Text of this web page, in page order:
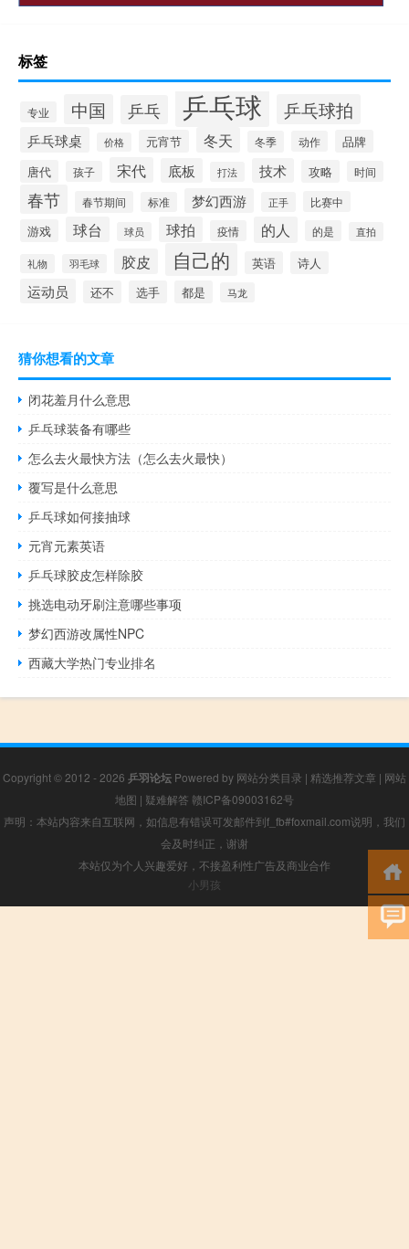
标签
专业 中国 乒乓 乒乓球 乒乓球拍
乒乓球桌 价格 元宵节 冬天 冬季 动作
品牌
唐代
孩子 宋代 底板 打法 技术 攻略 时间
春节 春节期间 标准 梦幻西游 正手 比赛中
游戏 球台 球员 球拍 疫情 的人 的是 直拍
礼物 羽毛球 胶皮 自己的 英语 诗人
运动员 还不 选手 都是 马龙
猜你想看的文章
闭花羞月什么意思
乒乓球装备有哪些
怎么去火最快方法（怎么去火最快）
覆写是什么意思
乒乓球如何接抽球
元宵元素英语
乒乓球胶皮怎样除胶
挑选电动牙刷注意哪些事项
梦幻西游改属性NPC
西藏大学热门专业排名
Copyright © 2012 - 2026 乒羽论坛 Powered by 网站分类目录 | 精选推荐文章 | 网站
地图 | 疑难解答 赣ICP备09003162号
声明：本站内容来自互联网，如信息有错误可发邮件到f_fb#foxmail.com说明，我们
会及时纠正，谢谢
本站仅为个人兴趣爱好，不接盈利性广告及商业合作
小男孩